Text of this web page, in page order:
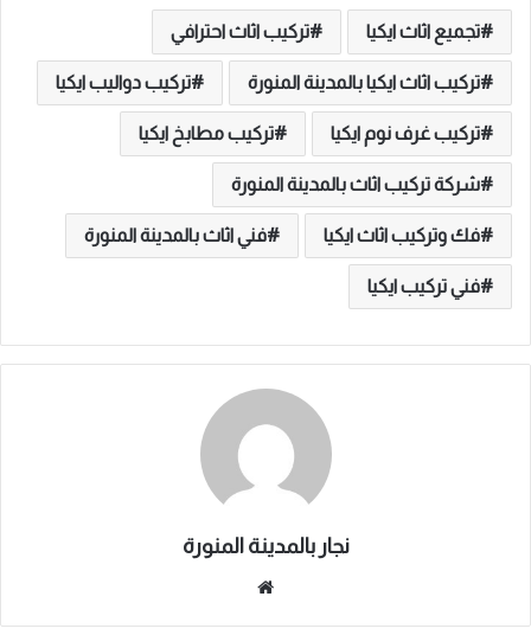
تجميع اثاث ايكيا تركيب اثاث احترافي
تركيب اثاث ايكيا بالمدينة المنورة تركيب دواليب ايكيا
تركيب غرف نوم ايكيا تركيب مطابخ ايكيا
شركة تركيب اثاث بالمدينة المنورة
فك وتركيب اثاث ايكيا فني اثاث بالمدينة المنورة
فني تركيب ايكيا
نجار بالمدينة المنورة